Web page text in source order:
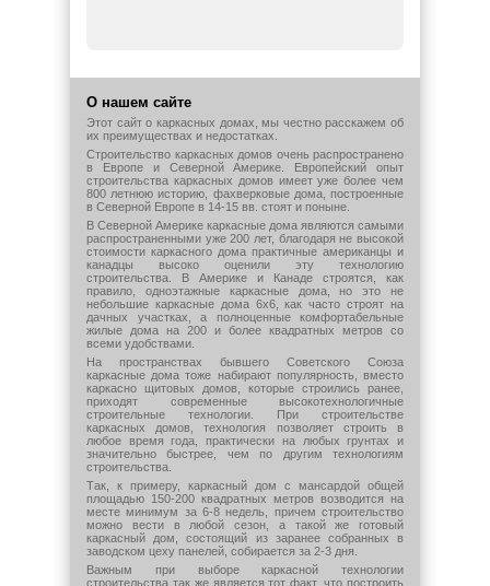
О нашем сайте
Этот сайт о каркасных домах, мы честно расскажем об
их преимуществах и недостатках.
Строительство каркасных домов очень распространено
в Европе и Северной Америке. Европейский опыт
строительства каркасных домов имеет уже более чем
800 летнюю историю, фахверковые дома, построенные
в Северной Европе в 14-15 вв. стоят и поныне.
В Северной Америке каркасные дома являются самыми
распространенными уже 200 лет, благодаря не высокой
стоимости каркасного дома практичные американцы и
канадцы высоко оценили эту технологию
строительства. В Америке и Канаде строятся, как
правило, одноэтажные каркасные дома, но это не
небольшие каркасные дома 6х6, как часто строят на
дачных участках, а полноценные комфортабельные
жилые дома на 200 и более квадратных метров со
всеми удобствами.
На пространствах бывшего Советского Союза
каркасные дома тоже набирают популярность, вместо
каркасно щитовых домов, которые строились ранее,
приходят современные высокотехнологичные
строительные технологии. При строительстве
каркасных домов, технология позволяет строить в
любое время года, практически на любых грунтах и
значительно быстрее, чем по другим технологиям
строительства.
Так, к примеру, каркасный дом с мансардой общей
площадью 150-200 квадратных метров возводится на
месте минимум за 6-8 недель, причем строительство
можно вести в любой сезон, а такой же готовый
каркасный дом, состоящий из заранее собранных в
заводском цеху панелей, собирается за 2-3 дня.
Важным при выборе каркасной технологии
строительства так же является тот факт, что построить